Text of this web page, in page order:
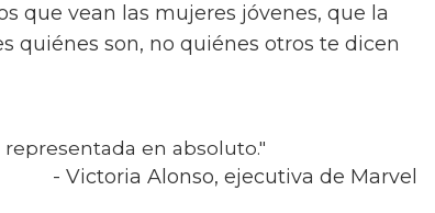
que vean las mujeres jóvenes, que la
quiénes son, no quiénes otros te dicen
en absoluto."
- Victoria Alonso, ejecutiva de Marvel